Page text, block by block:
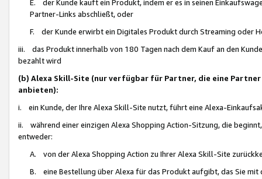
E. der Kunde kauft ein Produkt, indem er es in seinen
Partner-Links abschließt, oder
F. der Kunde erwirbt ein Digitales Produkt durch Streaming oder
iii. das Produkt innerhalb von 180 Tagen nach dem Kauf an den
bezahlt wird
(b) Alexa Skill-Site (nur verfügbar für Partner, die eine
anbieten):
i. ein Kunde, der Ihre Alexa Skill-Site nutzt, führt eine Alexa-
ii. während einer einzigen Alexa Shopping Action-Sitzung, die
entweder:
A. von der Alexa Shopping Action zu Ihrer Alexa Skill-Site
B. eine Bestellung über Alexa für das Produkt aufgibt, das Sie mit